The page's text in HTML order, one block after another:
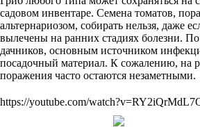
садовом инвентаре. Семена томатов,
альтернариозом, собирать нельзя, даже
вылечены на ранних стадиях болезни.
дачников, основным источником
посадочный материал. К сожалению, на
поражения часто остаются незаметными.
https://youtube.com/